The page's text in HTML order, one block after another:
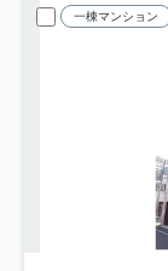
一棟マンション